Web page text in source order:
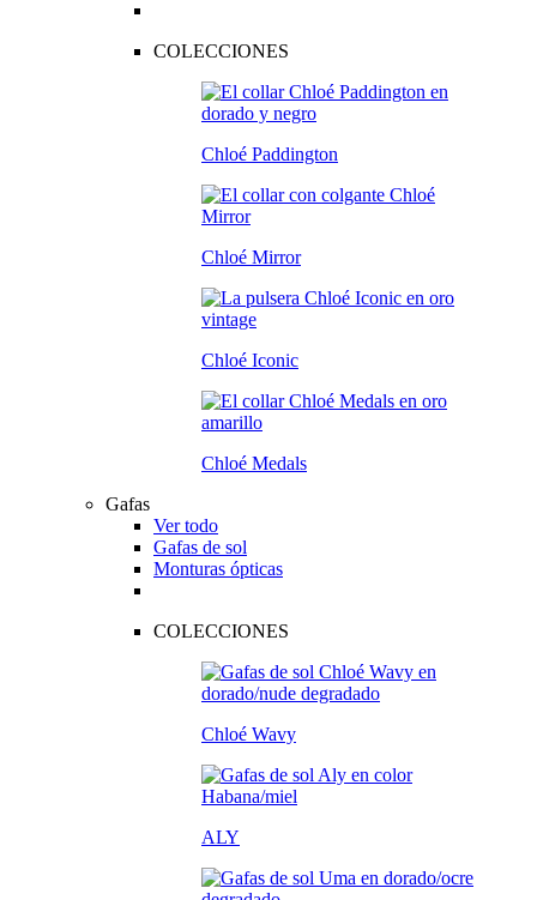
COLECCIONES
Chloé Paddington
Chloé Mirror
Chloé Iconic
Chloé Medals
Gafas
Ver todo
Gafas de sol
Monturas ópticas
COLECCIONES
Chloé Wavy
ALY